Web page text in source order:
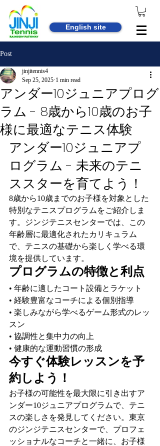
English site
Post
アンダー10ジュニアプログ
ラム - 8歳から10歳のお子
様に最適なテニス体験
jinjitennis4
Sep 25, 2025 1 min read
アンダー10ジュニアプ
ログラム - 未来のテニ
ススターを育てよう！
8歳から10歳までのお子様を対象とした
特別なテニスプログラムをご紹介しま
す。ジンジテニスセンターでは、この
年齢層に最適化されたカリキュラム
で、テニスの基礎から楽しく学べる環
境を提供しています。
プログラムの特徴と利点
• 年齢に適したコート設備とラケット
• 経験豊富なコーチによる個別指導
• 楽しみながら学べるゲーム形式のレッ
スン
• 協調性と集中力の向上
• 健康的な運動習慣の形成
今すぐ体験レッスンを予
約しよう！
お子様の可能性を最大限に引き出すア
ンダー10ジュニアプログラムで、テニ
スの楽しさを発見してください。東京
のジンジテニスセンターで、プロフェ
ッショナルなコーチと一緒に、お子様